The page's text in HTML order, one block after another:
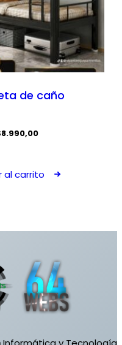
de caño
8.990,00
al carrito